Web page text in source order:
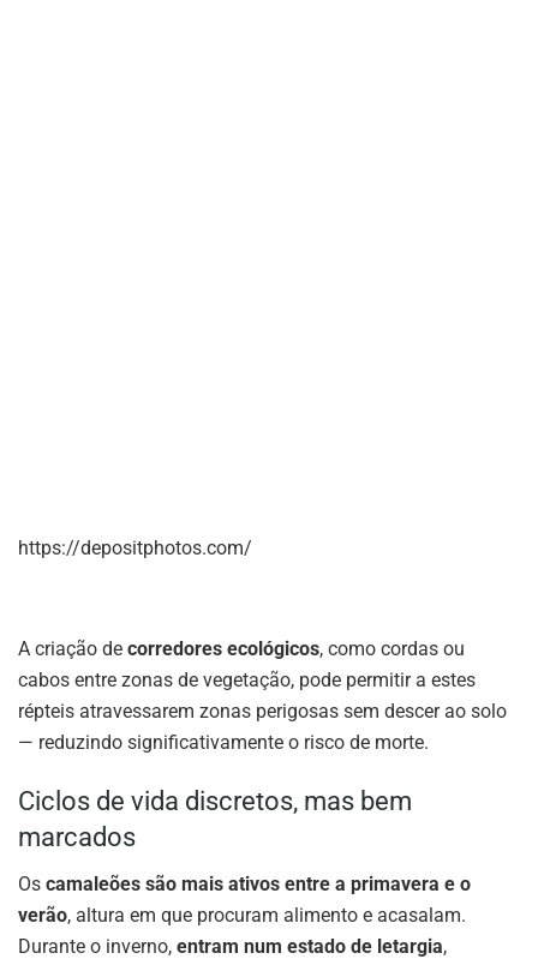
https://depositphotos.com/
A criação de corredores ecológicos, como cordas ou
cabos entre zonas de vegetação, pode permitir a estes
répteis atravessarem zonas perigosas sem descer ao solo
— reduzindo significativamente o risco de morte.
Ciclos de vida discretos, mas bem
marcados
Os camaleões são mais ativos entre a primavera e o
verão, altura em que procuram alimento e acasalam.
Durante o inverno, entram num estado de letargia,